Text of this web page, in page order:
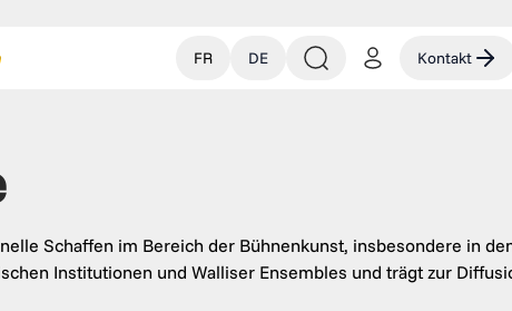
FR DE Kontakt
Schaffen im Bereich der Bühnenkunst, insbesondere in
Institutionen und Walliser Ensembles und trägt zur